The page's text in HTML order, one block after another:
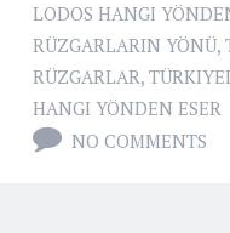
LODOS HANGI
RÜZGARLARIN YÖNÜ,
RÜZGARLAR,
HANGI YÖNDEN ESER
NO COMMENTS